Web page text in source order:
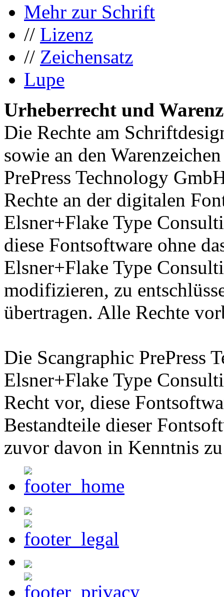
Mehr zur Schrift
// Lizenz
// Zeichensatz
Lupe
Urheberrecht und
Die Rechte am
sowie an den
PrePress Technology
Rechte an der digitalen
Elsner+Flake Type
diese Fontsoftware ohne
Elsner+Flake Type
modifizieren, zu
übertragen. Alle Rechte
Die Scangraphic PrePress
Elsner+Flake Type
Recht vor, diese
Bestandteile dieser
zuvor davon in Kenntnis zu